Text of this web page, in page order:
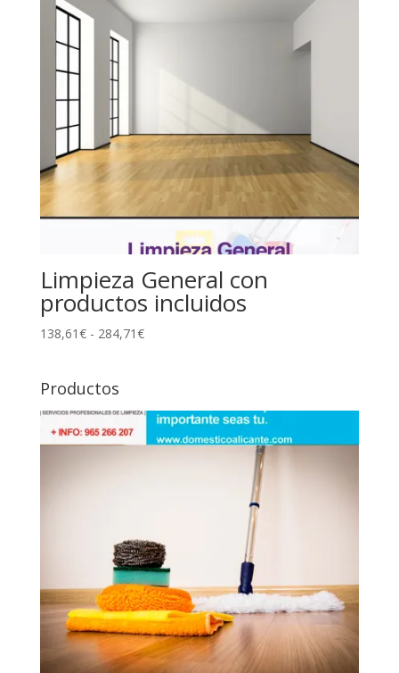
Limpieza General con
productos incluidos
138,61€ - 284,71€Rango
138,61€
hasta
Productos